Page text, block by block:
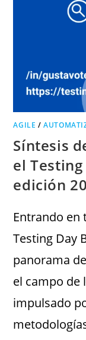
AGILE /
Síntesis
el
edición
Entrando en
Testing Day
panorama
el campo de
impulsado